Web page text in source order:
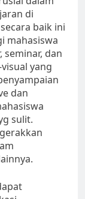
di
baik ini
mahasiswa
seminar, dan
yang
dan
sulit.